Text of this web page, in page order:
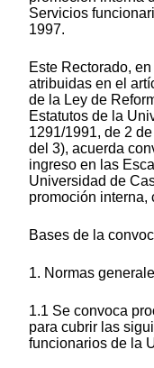
Servicios
1997.
Este Rectorado,
atribuidas en el
de la Ley de
Estatutos de la
1291/1991, de 2
del 3), acuerda
ingreso en las
Universidad de
promoción interna,
Bases de la
1. Normas
1.1 Se convoca
para cubrir las
funcionarios de la